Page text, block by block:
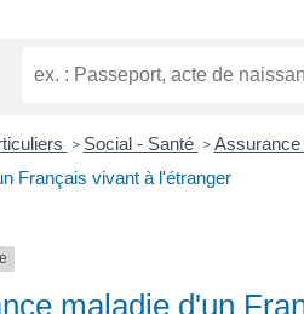
> Social - Santé > Assurance
Français vivant à l'étranger
maladie d'un